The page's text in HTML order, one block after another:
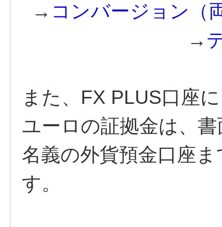
→ コンバージョン（
→
また、FX PLUS口座
ユーロの証拠金は、
名義の外貨預金口座
す。